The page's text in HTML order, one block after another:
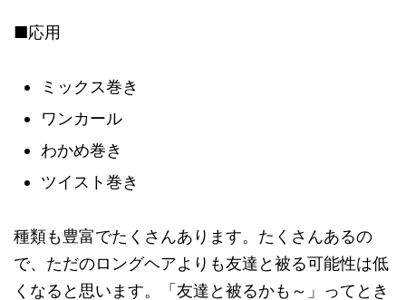
■応用
ミックス巻き
ワンカール
わかめ巻き
ツイスト巻き
種類も豊富でたくさんあります。たくさんあるの
で、ただのロングヘアよりも友達と被る可能性は低
くなると思います。「友達と被るかも～」ってとき